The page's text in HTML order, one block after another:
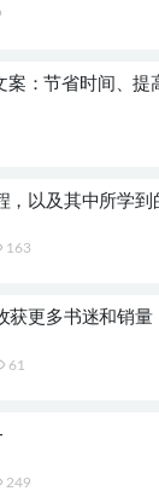
案：节省时间、提
，以及其中所学到
163
更多书迷和销量
61
249